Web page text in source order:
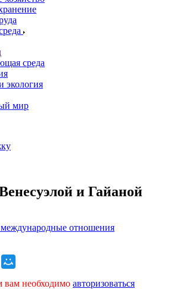
среда
экология
мир
и Гайаной
международные отношения
вам необходимо авторизоваться